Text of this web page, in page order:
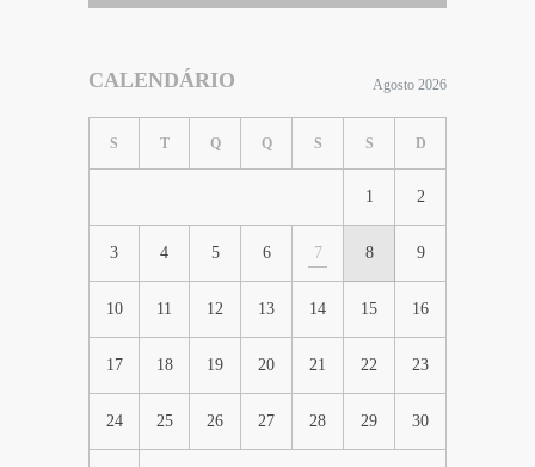
CALENDÁRIO Agosto 2026
S T Q Q S S D
1 2
3 4 5 6 7 8 9
10 11 12 13 14 15 16
17 18 19 20 21 22 23
24 25 26 27 28 29 30